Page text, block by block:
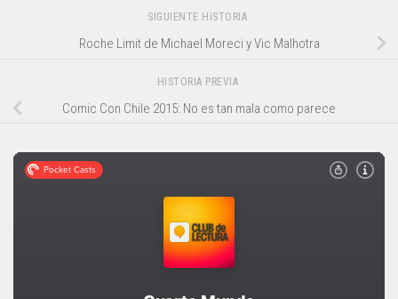
SIGUIENTE HISTORIA
Roche Limit de Michael Moreci y Vic Malhotra
HISTORIA PREVIA
Comic Con Chile 2015: No es tan mala como parece